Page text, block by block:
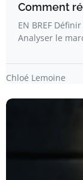
Comment
EN BREF
Analyser le
Chloé Lemoine